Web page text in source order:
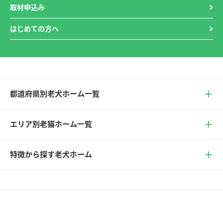
取材申込み
はじめての方へ
都道府県別老犬ホーム一覧
エリア別老猫ホーム一覧
特徴から探す老犬ホーム